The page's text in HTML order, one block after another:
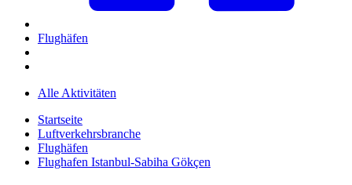
Flughäfen
Alle Aktivitäten
Startseite
Luftverkehrsbranche
Flughäfen
Flughafen Istanbul-Sabiha Gökçen